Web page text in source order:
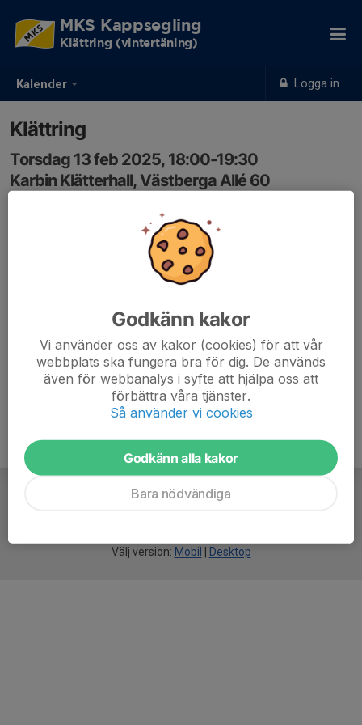
Kalender Logga in
MKS Kappsegling
Klättring (vintertäning)
Klättring
Torsdag 13 feb 2025, 18:00-19:30
Karbin Klätterhall, Västberga Allé 60
Samling: 17:20, Mälarhöjdens tunnelbana
Välj version: Mobil Desktop
Godkänn kakor
Vi använder oss av kakor (cookies) för att vår
webbplats ska fungera bra för dig. De används
även för webbanalys i syfte att hjälpa oss att
förbättra våra tjänster.
Så använder vi cookies
Godkänn alla kakor
Bara nödvändiga